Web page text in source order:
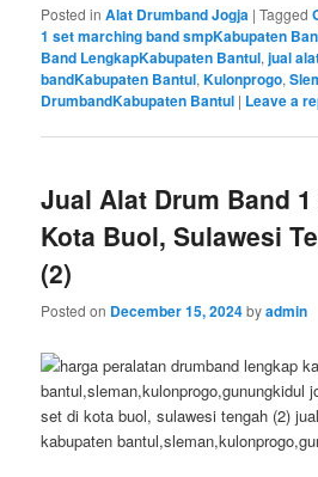
Posted in Alat Drumband Jogja |Tagged
1 set marching band smpKabupaten
Band LengkapKabupaten Bantul,jual
bandKabupaten Bantul,Kulonprogo,
DrumbandKabupaten Bantul | Leave a
Jual Alat Drum Band 1
Kota Buol, Sulawesi
(2)
Posted on December 15, 2024byadmin